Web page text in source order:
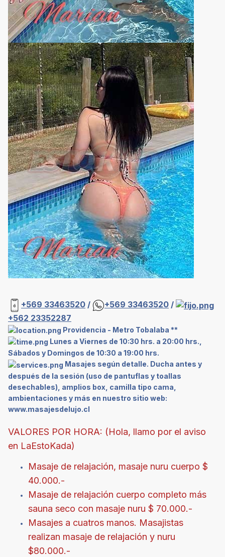
+569 33463520 / +569 33463520 /
+562 23352287
Providencia - Metro Tobalaba **
Lunes a Viernes de 10:30 hrs. a 20:00 hrs.,
Sábados y Domingos de 10:30 a 19:00 hrs.
Masajes según detalle. Ducha antes y
después de la sesión (uso de pantuflas y toallas
desechables), amplios box, camilla tipo cama,
ambientaciones y más en nuestro sitio web:
www.masajesdelujo.cl
VALORES POR HORA: (Hola, llamo por el aviso
en LaEstoKada)
Masaje de relajación, masaje nuru cuerpo $
40.000.-
Masaje de relajación cuerpo completo más
sauna seco con masaje nuru $ 70.000.-
Masajes a cuatros manos. Masajistas
realizan masaje de relajación y nuru
$80.000.-